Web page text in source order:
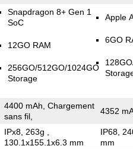
Snapdragon 8+ Gen 1
SoC
12GO RAM
256GO/512GO/1024GO
Storage
Apple
6GO
4400 mAh, Chargement
sans fil,
4352
IPx8, 263g
130.1x155.1x6.3 mm
IP68,
mm